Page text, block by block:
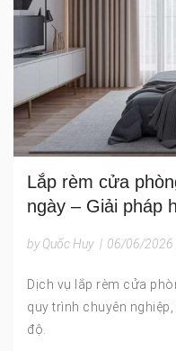
Lắp rèm cửa
ngày – Giải pháp
by Quốc Huy | 06/06/2026
Dịch vụ lắp rèm cửa
quy trình chuyên
độ.